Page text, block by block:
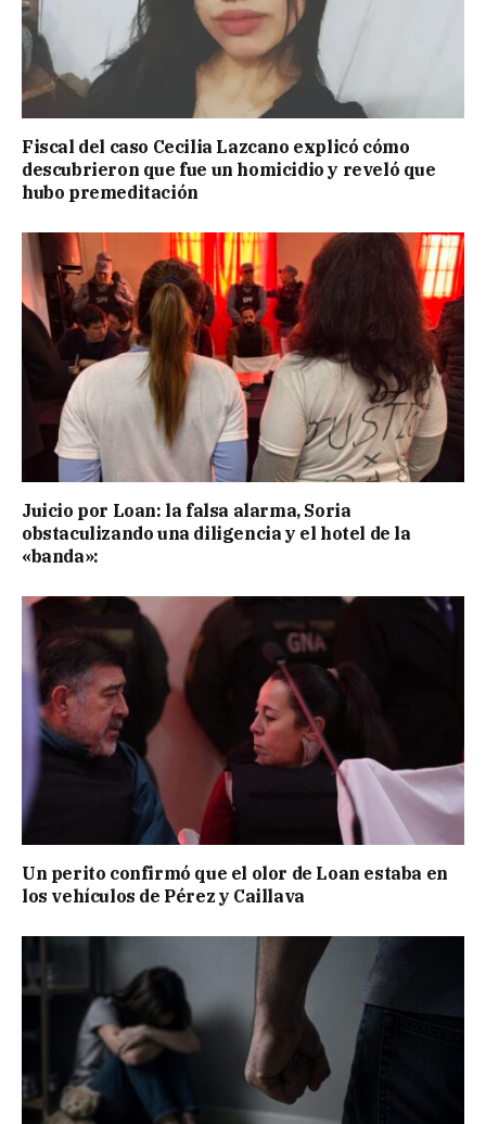
Fiscal del caso Cecilia Lazcano explicó cómo
descubrieron que fue un homicidio y reveló que
hubo premeditación
Juicio por Loan: la falsa alarma, Soria
obstaculizando una diligencia y el hotel de la
«banda»:
Un perito confirmó que el olor de Loan estaba en
los vehículos de Pérez y Caillava